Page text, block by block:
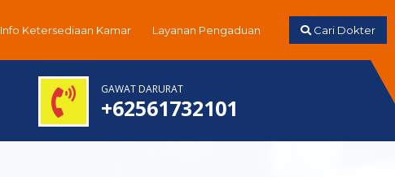
Info Ketersediaan Kamar Layanan Pengaduan Cari Dokter
GAWAT DARURAT
+62561732101